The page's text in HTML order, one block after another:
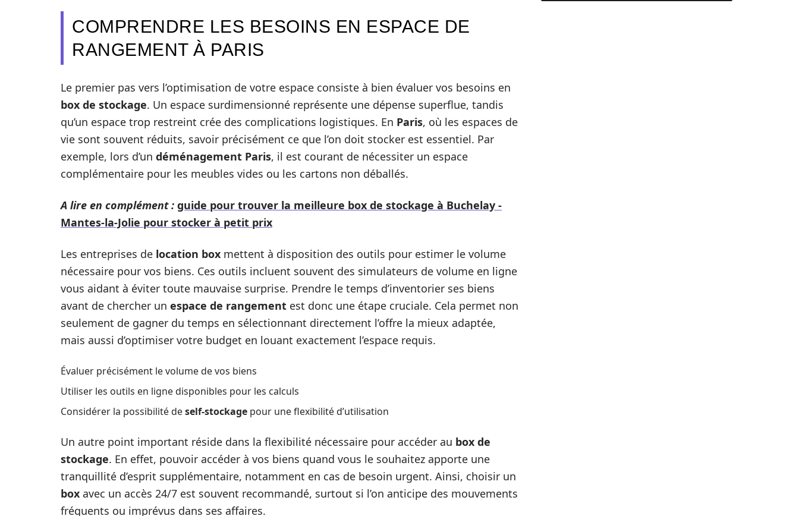
COMPRENDRE LES BESOINS EN ESPACE DE
RANGEMENT À PARIS
Le premier pas vers l’optimisation de votre espace consiste à bien évaluer vos besoins en
box de stockage. Un espace surdimensionné représente une dépense superflue, tandis
qu’un espace trop restreint crée des complications logistiques. En Paris, où les espaces de
vie sont souvent réduits, savoir précisément ce que l’on doit stocker est essentiel. Par
exemple, lors d’un déménagement Paris, il est courant de nécessiter un espace
complémentaire pour les meubles vides ou les cartons non déballés.
A lire en complément : guide pour trouver la meilleure box de stockage à Buchelay -
Mantes-la-Jolie pour stocker à petit prix
Les entreprises de location box mettent à disposition des outils pour estimer le volume
nécessaire pour vos biens. Ces outils incluent souvent des simulateurs de volume en ligne
vous aidant à éviter toute mauvaise surprise. Prendre le temps d’inventorier ses biens
avant de chercher un espace de rangement est donc une étape cruciale. Cela permet non
seulement de gagner du temps en sélectionnant directement l’offre la mieux adaptée,
mais aussi d’optimiser votre budget en louant exactement l’espace requis.
Évaluer précisément le volume de vos biens
Utiliser les outils en ligne disponibles pour les calculs
Considérer la possibilité deself-stockage pour une flexibilité d’utilisation
Un autre point important réside dans la flexibilité nécessaire pour accéder au box de
stockage. En effet, pouvoir accéder à vos biens quand vous le souhaitez apporte une
tranquillité d’esprit supplémentaire, notamment en cas de besoin urgent. Ainsi, choisir un
box avec un accès 24/7 est souvent recommandé, surtout si l’on anticipe des mouvements
fréquents ou imprévus dans ses affaires.